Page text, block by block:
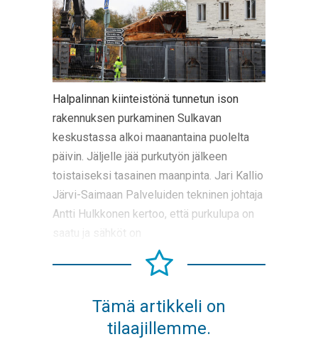
Halpalinnan kiinteistönä tunnetun ison
rakennuksen purkaminen Sulkavan
keskustassa alkoi maanantaina puolelta
päivin. Jäljelle jää purkutyön jälkeen
toistaiseksi tasainen maanpinta. Jari Kallio
Järvi-Saimaan Palveluiden tekninen johtaja
Antti Hulkkonen kertoo, että purkulupa on
saatu ja sähköt on
Tämä artikkeli on
tilaajillemme.